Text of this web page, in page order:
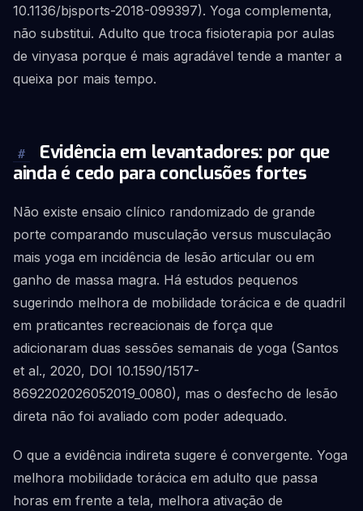
10.1136/bjsports-2018-099397). Yoga complementa,
não substitui. Adulto que troca fisioterapia por aulas
de vinyasa porque é mais agradável tende a manter a
queixa por mais tempo.
#
Evidência em levantadores: por que
ainda é cedo para conclusões fortes
Não existe ensaio clínico randomizado de grande
porte comparando musculação versus musculação
mais yoga em incidência de lesão articular ou em
ganho de massa magra. Há estudos pequenos
sugerindo melhora de mobilidade torácica e de quadril
em praticantes recreacionais de força que
adicionaram duas sessões semanais de yoga (Santos
et al., 2020, DOI 10.1590/1517-
8692202026052019_0080), mas o desfecho de lesão
direta não foi avaliado com poder adequado.
O que a evidência indireta sugere é convergente. Yoga
melhora mobilidade torácica em adulto que passa
horas em frente a tela, melhora ativação de